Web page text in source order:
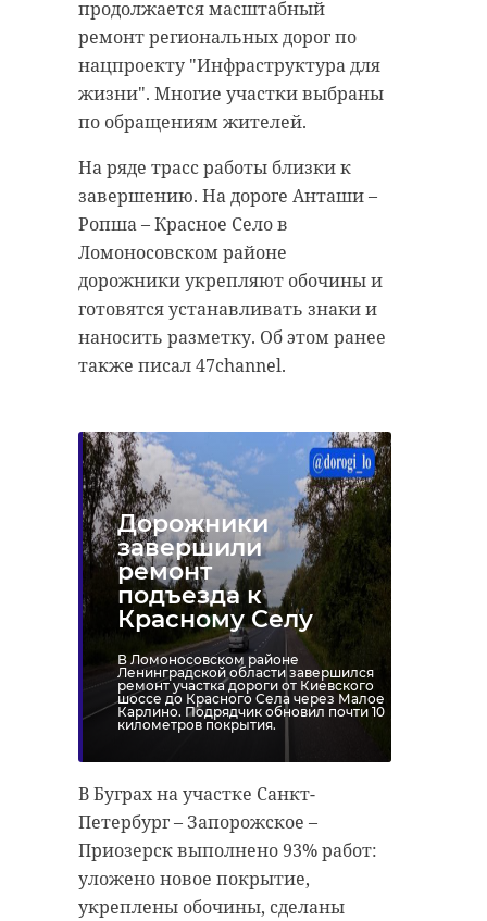
продолжается масштабный
ремонт региональных дорог по
нацпроекту "Инфраструктура для
жизни". Многие участки выбраны
по обращениям жителей.
На ряде трасс работы близки к
завершению. На дороге Анташи –
Ропша – Красное Село в
Ломоносовском районе
дорожники укрепляют обочины и
готовятся устанавливать знаки и
наносить разметку. Об этом ранее
также писал 47channel.
Дорожники
завершили
ремонт
подъезда к
Красному Селу
В Ломоносовском районе
Ленинградской области завершился
ремонт участка дороги от Киевского
шоссе до Красного Села через Малое
Карлино. Подрядчик обновил почти 10
километров покрытия.
В Буграх на участке Санкт-
Петербург – Запорожское –
Приозерск выполнено 93% работ:
уложено новое покрытие,
укреплены обочины, сделаны